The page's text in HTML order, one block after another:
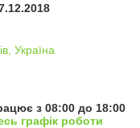
Україна
з 08:00 до 18:00
графік роботи